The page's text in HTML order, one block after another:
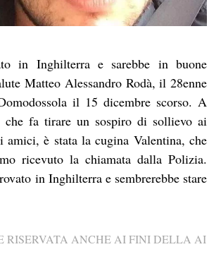
in Inghilterra e sarebbe in buone
Matteo Alessandro Rodà, il 28enne
il 15 dicembre scorso. A
che fa tirare un sospiro di sollievo ai
è stata la cugina Valentina, che
ricevuto la chiamata dalla Polizia.
in Inghilterra e sembrerebbe stare
RISERVATA ANCHE AI FINI DELLA AI